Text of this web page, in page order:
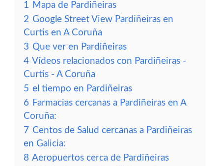
1 Mapa de Pardiñeiras
2 Google Street View Pardiñeiras en
Curtis en A Coruña
3 Que ver en Pardiñeiras
4 Vídeos relacionados con Pardiñeiras -
Curtis - A Coruña
5 el tiempo en Pardiñeiras
6 Farmacias cercanas a Pardiñeiras en A
Coruña:
7 Centos de Salud cercanas a Pardiñeiras
en Galicia:
8 Aeropuertos cerca de Pardiñeiras